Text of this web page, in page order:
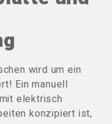
wird um ein
Ein manuell
elektrisch
konzipiert ist,